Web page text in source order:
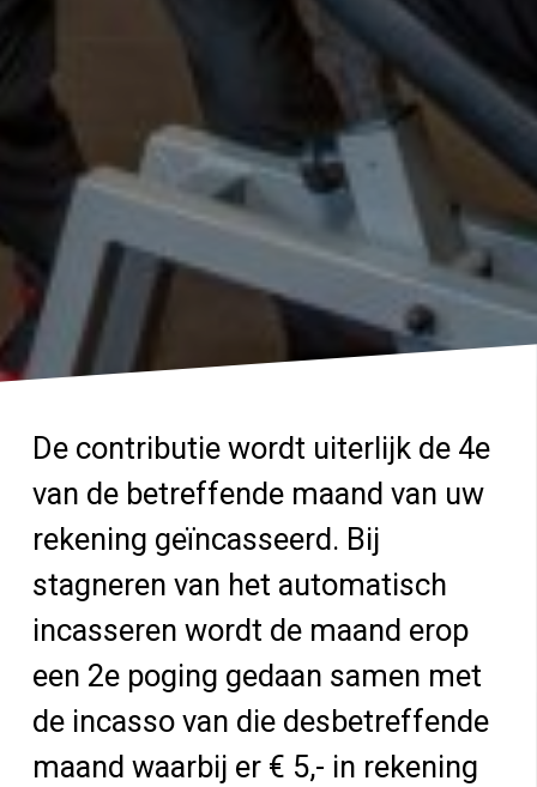
De contributie wordt uiterlijk de 4e
van de betreffende maand van uw
rekening geïncasseerd. Bij
stagneren van het automatisch
incasseren wordt de maand erop
een 2e poging gedaan samen met
de incasso van die desbetreffende
maand waarbij er € 5,- in rekening